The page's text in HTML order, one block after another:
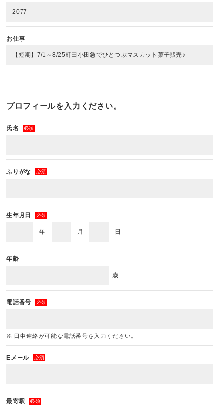
お仕事
プロフィールを入力ください。
氏名 必須
ふりがな 必須
生年月日 必須
年 月 日
年齢
歳
電話番号 必須
日中連絡が可能な電話番号を入力ください。
Eメール 必須
最寄駅 必須